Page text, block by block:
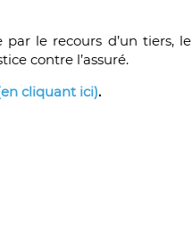
par le recours d’un tiers, le
contre l’assuré.
cliquant ici).